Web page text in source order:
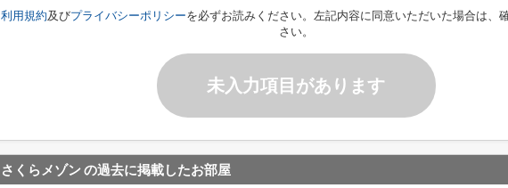
利用規約及びプライバシーポリシーを必ずお読みください。左記内容に同意いただいた場合は、
さい。
未入力項目があります
さくらメゾンの過去に掲載したお部屋